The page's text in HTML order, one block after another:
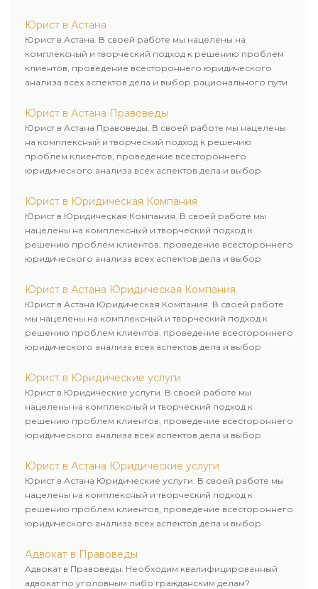
Юрист в Астана
Юрист в Астана. В своей работе мы нацелены на
комплексный и творческий подход к решению проблем
клиентов, проведение всестороннего юридического
анализа всех аспектов дела и выбор рационального пути
Юрист в Астана Правоведы
Юрист в Астана Правоведы. В своей работе мы нацелены
на комплексный и творческий подход к решению
проблем клиентов, проведение всестороннего
юридического анализа всех аспектов дела и выбор
Юрист в Юридическая Компания
Юрист в Юридическая Компания. В своей работе мы
нацелены на комплексный и творческий подход к
решению проблем клиентов, проведение всестороннего
юридического анализа всех аспектов дела и выбор
Юрист в Астана Юридическая Компания
Юрист в Астана Юридическая Компания. В своей работе
мы нацелены на комплексный и творческий подход к
решению проблем клиентов, проведение всестороннего
юридического анализа всех аспектов дела и выбор
Юрист в Юридические услуги
Юрист в Юридические услуги. В своей работе мы
нацелены на комплексный и творческий подход к
решению проблем клиентов, проведение всестороннего
юридического анализа всех аспектов дела и выбор
Юрист в Астана Юридические услуги
Юрист в Астана Юридические услуги. В своей работе мы
нацелены на комплексный и творческий подход к
решению проблем клиентов, проведение всестороннего
юридического анализа всех аспектов дела и выбор
Адвокат в Правоведы
Адвокат в Правоведы. Необходим квалифицированный
адвокат по уголовным либо гражданским делам?